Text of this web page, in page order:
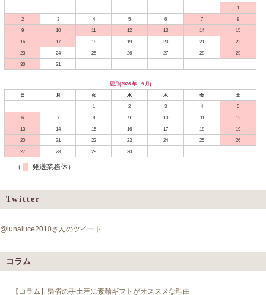
1
2
3 4 5 6 7
8
9
10 11 12 13 14
15
16
17 18 19 20 21
22
23
24 25 26 27 28
29
30
31
翌月(2026 年 9 月)
日
月 火 水 木 金
土
1
2 3 4
5
6
7 8 9 10 11
12
13
14 15 16 17 18
19
20
21 22 23 24 25
26
27
28 29 30
（ 発送業務休）
Twitter
@lunaluce2010さんのツイート
コラム
【コラム】帰省の手土産に素麺ギフトがオススメな理由